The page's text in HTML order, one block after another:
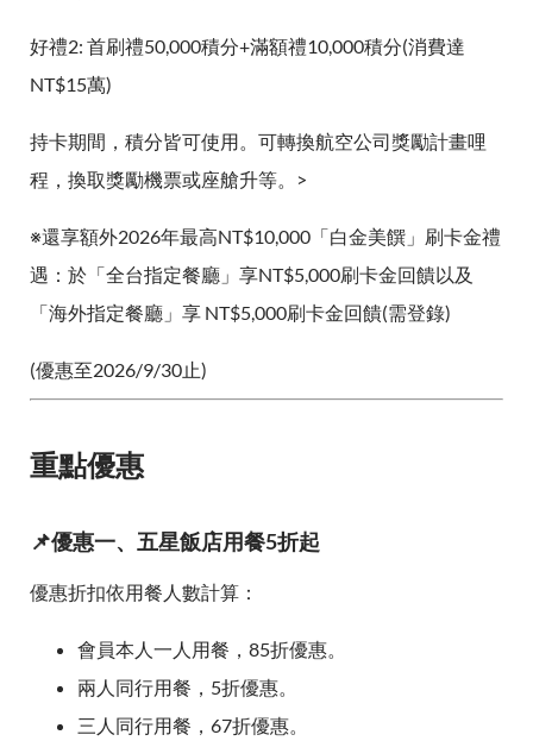
好禮2: 首刷禮50,000積分+滿額禮10,000積分(消費達
NT$15萬)
持卡期間，積分皆可使用。可轉換航空公司獎勵計畫哩
程，換取獎勵機票或座艙升等。>
※還享額外2026年最高NT$10,000「白金美饌」刷卡金禮
遇：於「全台指定餐廳」享NT$5,000刷卡金回饋以及
「海外指定餐廳」享 NT$5,000刷卡金回饋(需登錄)
(優惠至2026/9/30止)
重點優惠
📌優惠一、五星飯店用餐5折起
優惠折扣依用餐人數計算：
會員本人一人用餐，85折優惠。
兩人同行用餐，5折優惠。
三人同行用餐，67折優惠。